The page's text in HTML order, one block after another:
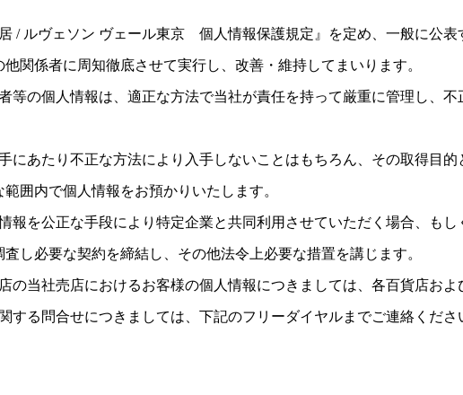
/ ルヴェソン ヴェール東京 個人情報保護規定』を定め、一般に公表
関係者に周知徹底させて実行し、改善・維持してまいります。
等の個人情報は、適正な方法で当社が責任を持って厳重に管理し、
にあたり不正な方法により入手しないことはもちろん、その取得目
囲内で個人情報をお預かりいたします。
報を公正な手段により特定企業と共同利用させていただく場合、も
し必要な契約を締結し、その他法令上必要な措置を講じます。
の当社売店におけるお客様の個人情報につきましては、各百貨店およ
する問合せにつきましては、下記のフリーダイヤルまでご連絡くださ